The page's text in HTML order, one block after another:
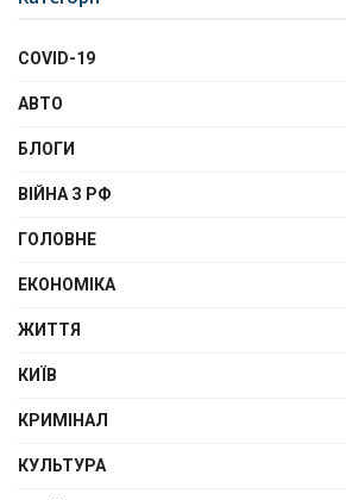
COVID-19
АВТО
БЛОГИ
ВІЙНА З РФ
ГОЛОВНЕ
ЕКОНОМІКА
ЖИТТЯ
КИЇВ
КРИМІНАЛ
КУЛЬТУРА